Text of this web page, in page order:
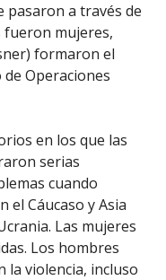
pasaron a través de
fueron mujeres,
formaron el
Operaciones
en los que las
serias
cuando
el Cáucaso y Asia
Las mujeres
Los hombres
la violencia, incluso